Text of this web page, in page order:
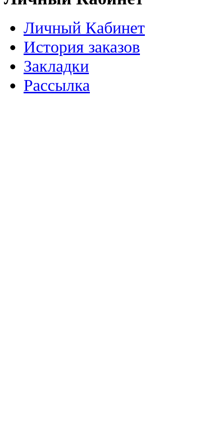
Личный Кабинет
История заказов
Закладки
Рассылка